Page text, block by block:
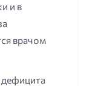
и в
врачом